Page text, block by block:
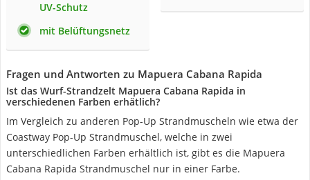
UV-Schutz
mit Belüftungsnetz
Fragen und Antworten zu Mapuera Cabana Rapida
Ist das Wurf-Strandzelt Mapuera Cabana Rapida in
verschiedenen Farben erhätlich?
Im Vergleich zu anderen Pop-Up Strandmuscheln wie etwa der
Coastway Pop-Up Strandmuschel, welche in zwei
unterschiedlichen Farben erhältlich ist, gibt es die Mapuera
Cabana Rapida Strandmuschel nur in einer Farbe.